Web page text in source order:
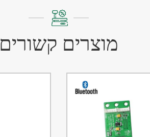
מוצרים קשורים